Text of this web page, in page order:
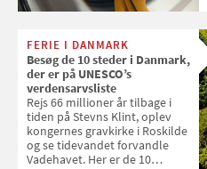
FERIE I DANMARK
Besøg de 10 steder i Danmark,
der er på UNESCO’s
verdensarvsliste
Rejs 66 millioner år tilbage i
tiden på Stevns Klint, oplev
kongernes gravkirke i Roskilde
og se tidevandet forvandle
Vadehavet. Her er de 10